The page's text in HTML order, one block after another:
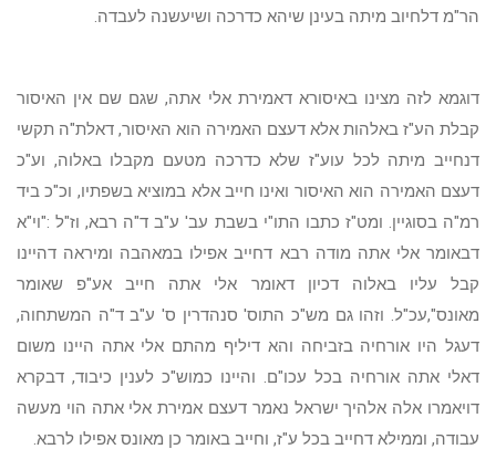
הר"מ דלחיוב מיתה בעינן שיהא כדרכה ושיעשנה לעבדה.
דוגמא לזה מצינו באיסורא דאמירת אלי אתה, שגם שם אין האיסור
קבלת הע"ז באלהות אלא דעצם האמירה הוא האיסור, דאלת"ה תקשי
דנחייב מיתה לכל עוע"ז שלא כדרכה מטעם מקבלו באלוה, וע"כ
דעצם האמירה הוא האיסור ואינו חייב אלא במוציא בשפתיו, וכ"כ ביד
רמ"ה בסוגיין. ומט"ז כתבו התו"י בשבת עב' ע"ב ד"ה רבא, וז"ל :"וי"א
דבאומר אלי אתה מודה רבא דחייב אפילו במאהבה ומיראה דהיינו
קבל עליו באלוה דכיון דאומר אלי אתה חייב אע"פ שאומר
מאונס",עכ"ל. וזהו גם מש"כ התוס' סנהדרין ס' ע"ב ד"ה המשתחוה,
דעגל היו אורחיה בזביחה והא דיליף מהתם אלי אתה היינו משום
דאלי אתה אורחיה בכל עכו"ם. והיינו כמוש"כ לענין כיבוד, דבקרא
דויאמרו אלה אלהיך ישראל נאמר דעצם אמירת אלי אתה הוי מעשה
עבודה, וממילא דחייב בכל ע"ז, וחייב באומר כן מאונס אפילו לרבא.